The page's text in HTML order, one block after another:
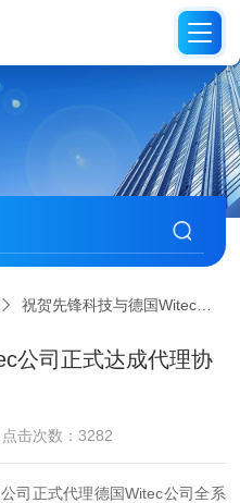
祝贺先锋科技与德国Witec公司正式达成代理协议
公司正式达成代理协
点击次数：3282
司正式代理德国Witec公司全系